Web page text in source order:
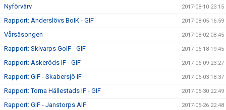
Nyförvärv 2017-08-10 23:15
Rapport: Anderslövs BoIK - GIF 2017-08-05 16:59
Vårsäsongen 2017-08-02 08:45
Rapport: Skivarps GoIF - GIF 2017-06-18 19:45
Rapport: Askeröds IF - GIF 2017-06-09 23:27
Rapport: GIF - Skabersjö IF 2017-06-03 18:37
Rapport: Torna Hällestads IF - GIF 2017-05-30 22:49
Rapport: GIF - Janstorps AIF 2017-05-26 22:48